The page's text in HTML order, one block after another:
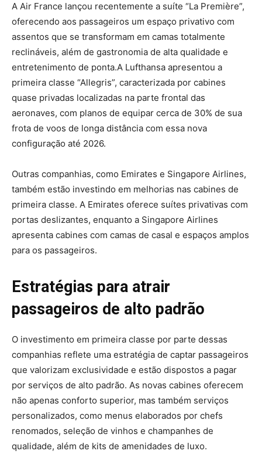
A Air France lançou recentemente a suíte “La Première”,
oferecendo aos passageiros um espaço privativo com
assentos que se transformam em camas totalmente
reclináveis, além de gastronomia de alta qualidade e
entretenimento de ponta.A Lufthansa apresentou a
primeira classe “Allegris”, caracterizada por cabines
quase privadas localizadas na parte frontal das
aeronaves, com planos de equipar cerca de 30% de sua
frota de voos de longa distância com essa nova
configuração até 2026.
Outras companhias, como Emirates e Singapore Airlines,
também estão investindo em melhorias nas cabines de
primeira classe. A Emirates oferece suítes privativas com
portas deslizantes, enquanto a Singapore Airlines
apresenta cabines com camas de casal e espaços amplos
para os passageiros.
Estratégias para atrair
passageiros de alto padrão
O investimento em primeira classe por parte dessas
companhias reflete uma estratégia de captar passageiros
que valorizam exclusividade e estão dispostos a pagar
por serviços de alto padrão. As novas cabines oferecem
não apenas conforto superior, mas também serviços
personalizados, como menus elaborados por chefs
renomados, seleção de vinhos e champanhes de
qualidade, além de kits de amenidades de luxo.